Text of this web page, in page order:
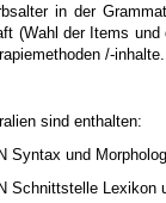
in der
(Wahl der Items
/-inhalte.
sind enthalten:
Syntax und
Schnittstelle Lexikon